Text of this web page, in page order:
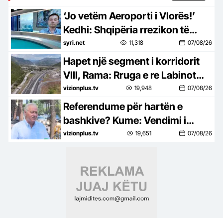
‘Jo vetëm Aeroporti i Vlorës!’
Kedhi: Shqipëria rrezikon të
shkojë në arbitrazh dhe për
Portin e Durrësit
syri.net 11,318 07/08/26
Hapet një segment i korridorit
VIII, Rama: Rruga e re Labinot
Fushë-Mirakë do lehtësojë
qarkullimin
vizionplus.tv 19,948 07/08/26
Referendume për hartën e
bashkive? Kume: Vendimi i
Kolegjit Zgjedhur nuk e lejon
vizionplus.tv 19,651 07/08/26